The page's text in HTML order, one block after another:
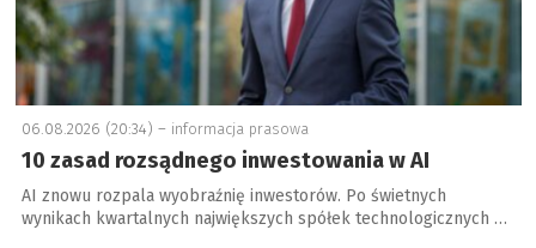
06.08.2026 (20:34) – informacja prasowa
10 zasad rozsądnego inwestowania w AI
AI znowu rozpala wyobraźnię inwestorów. Po świetnych
wynikach kwartalnych największych spółek technologicznych …